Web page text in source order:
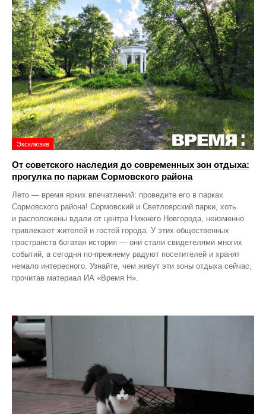
Эксклюзив
От советского наследия до современных зон отдыха:
прогулка по паркам Сормовского района
Лето — время ярких впечатлений: проведите его в парках
Сормовского района! Сормовский и Светлоярский парки, хоть
и расположены вдали от центра Нижнего Новгорода, неизменно
привлекают жителей и гостей города. У этих общественных
пространств богатая история — они стали свидетелями многих
событий, а сегодня по‑прежнему радуют посетителей и хранят
немало интересного. Узнайте, чем живут эти зоны отдыха сейчас,
прочитав материал ИА «Время Н».